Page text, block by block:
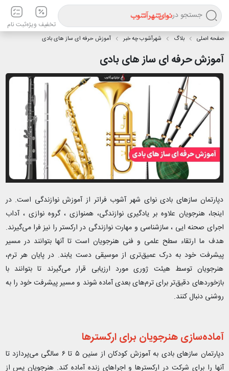
جستجو در
تخفیف ویژهثبت نام
صفحه اصلی بلاگ شهرآشوب چه خبر آموزش حرفه ای ساز های بادی
آموزش حرفه ای ساز های بادی
دپارتمان سازهای بادی نوای شهر آشوب فراتر از آموزش نوازندگی است. در
اینجا، هنرجویان علاوه بر یادگیری نوازندگی،همنوازی ، گروه نوازی ، آداب
اجرای صحنه ایی ، سازشناسی و مهارت نوازندگی در ارکستررا نیز فرا می‌گیرند.
هدف ما ارتقاء سطح علمی و فنی هنرجویان است تا آنها بتوانند در مسیر
پیشرفت خود به درک عمیق‌تری از موسیقی دست یابند. در پایان هر ترم،
هنرجویان توسط هیئت ژوری مورد ارزیابی قرار می‌گیرند تا بتوانند با
بازخوردهای دقیق‌تر برای ترم‌های بعدی آماده شوند و مسیر پیشرفت خود را به
روشنی دنبال کنند.
آماده‌سازی هنرجویان برای ارکسترها
دپارتمان سازهای بادی به آموزش کودکان از سنین ۵ تا ۶ سالگی می‌پردازد تا
آنها را برای شرکت در ارکسترها و اجراهای زنده آماده کند. هنرجویان پس از